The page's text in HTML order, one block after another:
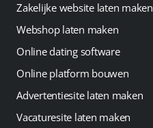
Zakelijke website laten maken
Webshop laten maken
Online dating software
Online platform bouwen
Advertentiesite laten maken
Vacaturesite laten maken